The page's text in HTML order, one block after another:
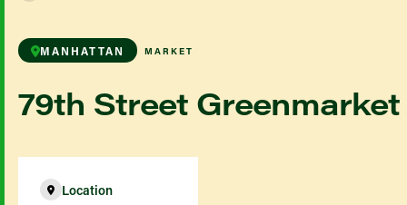
MANHATTAN MARKET
79th Street Greenmarket
Location